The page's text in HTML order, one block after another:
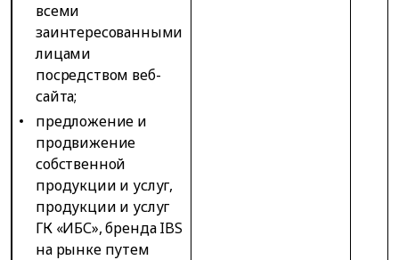
всеми
заинтересованными
лицами
посредством веб-
сайта;
предложение и
продвижение
собственной
продукции и услуг,
продукции и услуг
ГК «ИБС», бренда IBS
на рынке путем